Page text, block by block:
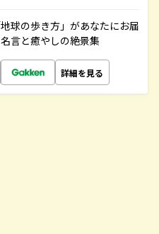
球の歩き方」があなたにお届
言と癒やしの絶景集
詳細を見る